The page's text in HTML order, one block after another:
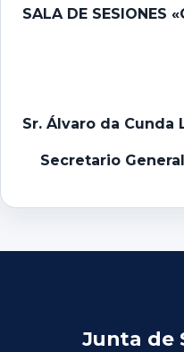
SALA DE SESIONES
Sr. Álvaro da Cunda
Secretario General
Junta de